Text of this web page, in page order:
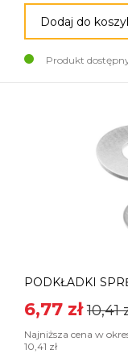
Dodaj do
Produkt
PODKŁADKI
6,77 zł 10,41
Najniższa cena w
10,41 zł